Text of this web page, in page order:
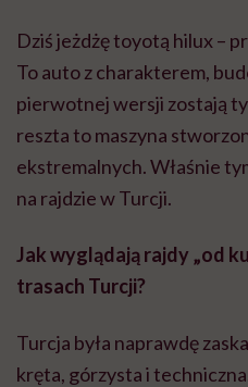
Dziś jeżdżę toyotą hilux –
To auto z charakterem,
pierwotnej wersji zostają
reszta to maszyna
ekstremalnych. Właśnie
na rajdzie w Turcji.
Jak wyglądają rajdy „od
trasach Turcji?
Turcja była naprawdę
kręta, górzysta i